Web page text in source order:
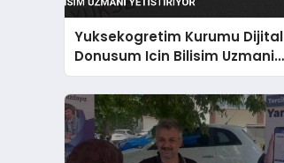
Yuksekogretim Kurumu Dijital
Donusum Icin Bilisim Uzmani
Yetistiriyor